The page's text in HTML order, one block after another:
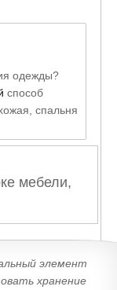
одежды?
способ
спальня
мебели,
элемент
хранение